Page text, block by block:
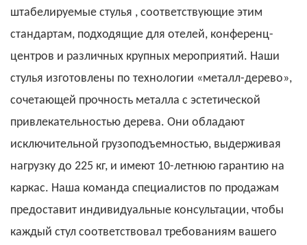
штабелируемые стулья , соответствующие этим
стандартам, подходящие для отелей, конференц-
центров и различных крупных мероприятий. Наши
стулья изготовлены по технологии «металл-дерево»,
сочетающей прочность металла с эстетической
привлекательностью дерева. Они обладают
исключительной грузоподъемностью, выдерживая
нагрузку до 225 кг, и имеют 10-летнюю гарантию на
каркас. Наша команда специалистов по продажам
предоставит индивидуальные консультации, чтобы
каждый стул соответствовал требованиям вашего